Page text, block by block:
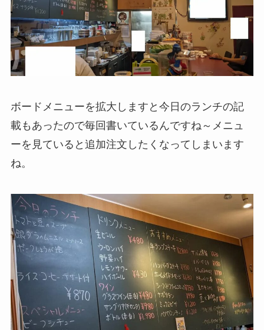
ボードメニューを拡大しますと今日のランチの記
載もあったので毎回書いているんですね～メニュ
ーを見ていると追加注文したくなってしまいます
ね。